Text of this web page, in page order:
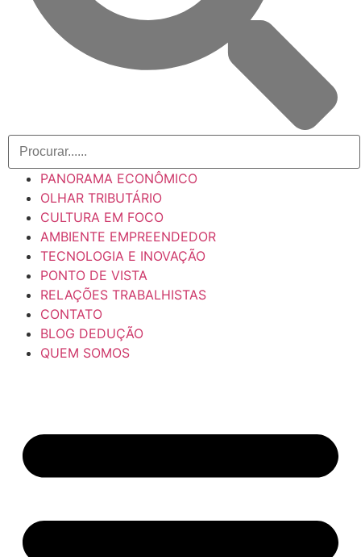
PANORAMA ECONÔMICO
OLHAR TRIBUTÁRIO
CULTURA EM FOCO
AMBIENTE EMPREENDEDOR
TECNOLOGIA E INOVAÇÃO
PONTO DE VISTA
RELAÇÕES TRABALHISTAS
CONTATO
BLOG DEDUÇÃO
QUEM SOMOS